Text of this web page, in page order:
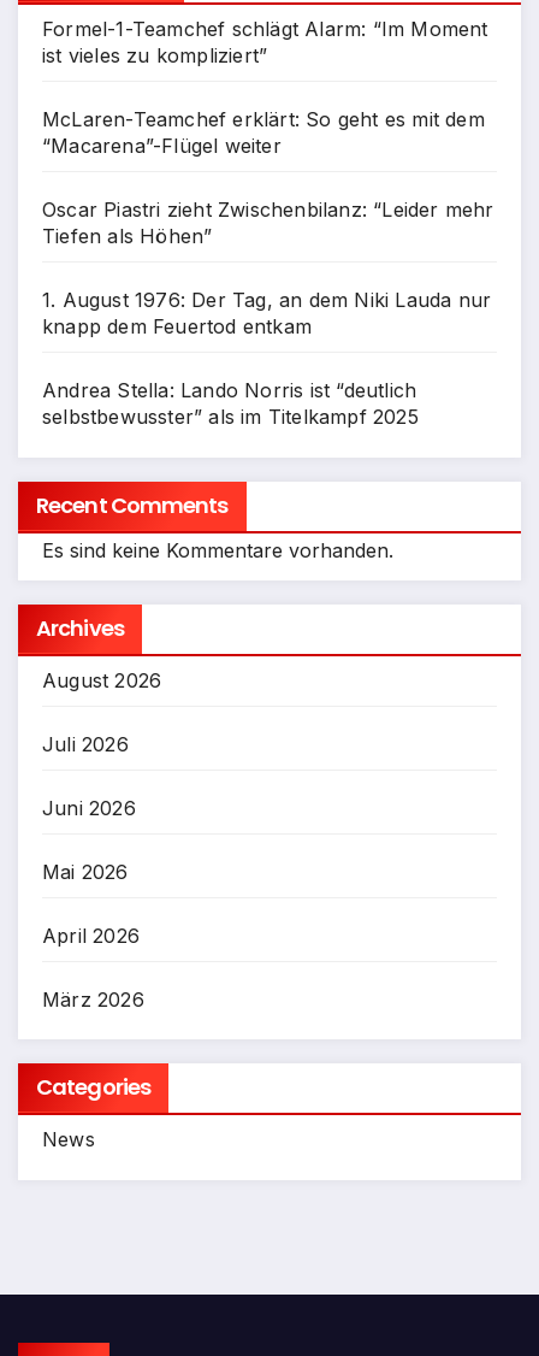
Formel-1-Teamchef schlägt Alarm: “Im Moment
ist vieles zu kompliziert”
McLaren-Teamchef erklärt: So geht es mit dem
“Macarena”-Flügel weiter
Oscar Piastri zieht Zwischenbilanz: “Leider mehr
Tiefen als Höhen”
1. August 1976: Der Tag, an dem Niki Lauda nur
knapp dem Feuertod entkam
Andrea Stella: Lando Norris ist “deutlich
selbstbewusster” als im Titelkampf 2025
Recent Comments
Es sind keine Kommentare vorhanden.
Archives
August 2026
Juli 2026
Juni 2026
Mai 2026
April 2026
März 2026
Categories
News